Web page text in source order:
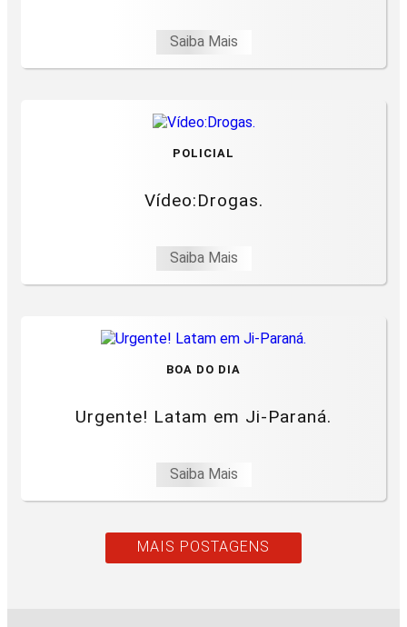
Saiba Mais
POLICIAL
Vídeo:Drogas.
Saiba Mais
BOA DO DIA
Urgente! Latam em Ji-Paraná.
Saiba Mais
MAIS POSTAGENS